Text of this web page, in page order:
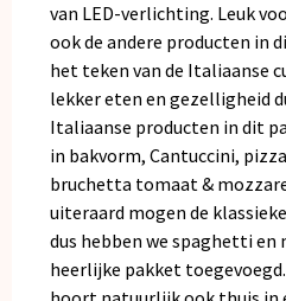
van LED-verlichting. Leuk
ook de andere producten in
het teken van de Italiaanse
lekker eten en gezelligheid
Italiaanse producten in dit
in bakvorm, Cantuccini,
bruchetta tomaat &
uiteraard mogen de
dus hebben we spaghetti en
heerlijke pakket